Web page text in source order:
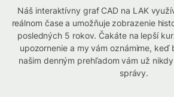
Náš interaktívny graf CAD na LAK
reálnom čase a umožňuje zobrazenie
posledných 5 rokov. Čakáte na lepší
upozornenie a my vám oznámime, keď
našim denným prehľadom vám už
správy.